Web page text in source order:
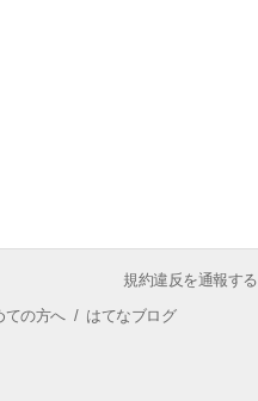
規約違反を通報する
ての方へ/ はてなブログ